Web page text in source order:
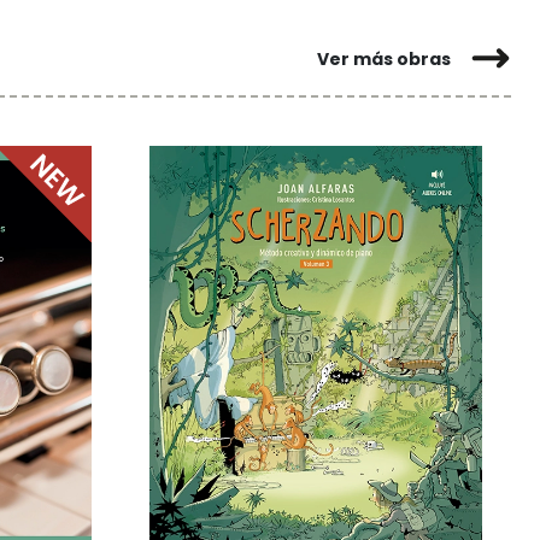
Ver más obras